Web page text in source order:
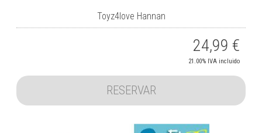
Toyz4love Hannan
24,99 €
21.00% IVA incluido
RESERVAR